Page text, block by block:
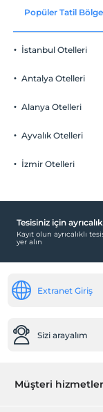
Havuz
Bahçe
Çocuk
Doğa
Check/out
En geç saat 10:00 ve
Evcil Hayvan
2 yaşına kadar
Popüler Tatil
İstanbul Otelleri
Antalya Otelleri
Alanya Otelleri
Ayvalık Otelleri
İzmir Otelleri
Tesisiniz için
Kayıt olun ayrıcalıklı
yer alın
Extranet Giriş
Sizi arayalım
Müşteri